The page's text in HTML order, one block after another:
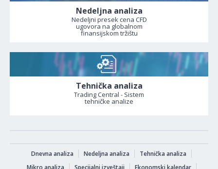
Nedeljna analiza
Nedeljni presek cena CFD
ugovora na globalnom
finansijskom tržištu
Tehnička analiza
Trading Central - Sistem
tehničke analize
Dnevna analiza Nedeljna analiza
Tehnička analiza
Mikro analiza
Specijalni izveštaji Ekonomski kalendar